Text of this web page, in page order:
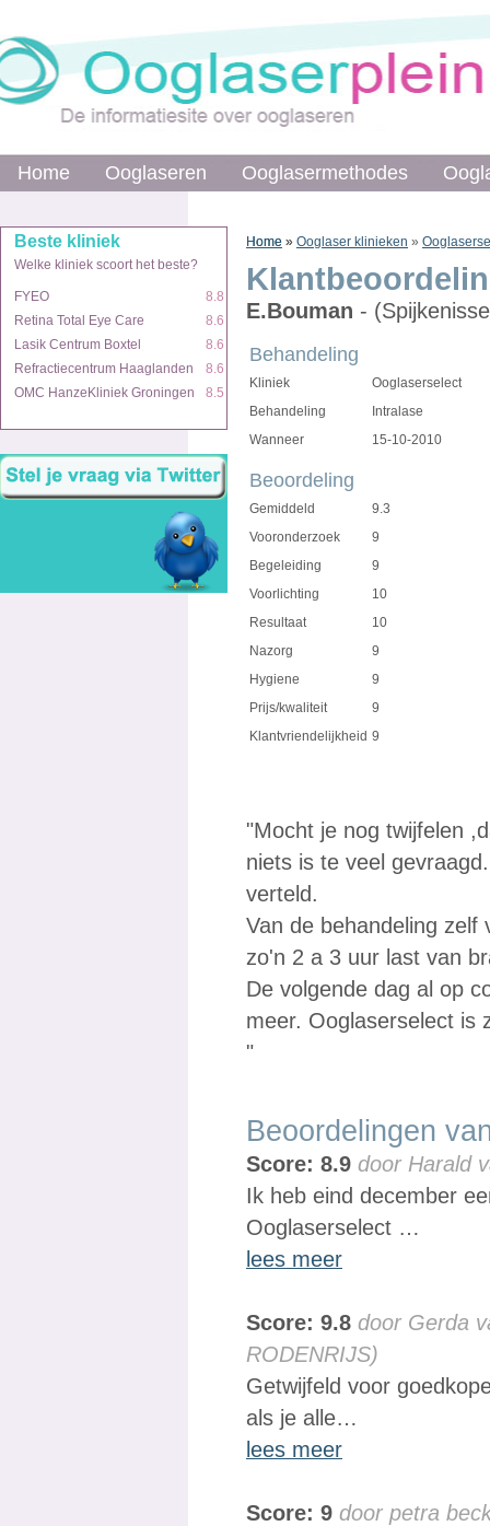
Home Ooglaseren Ooglasermethodes
Beste kliniek
Welke kliniek scoort het beste?
FYEO
8.8
Retina Total Eye Care
8.6
Lasik Centrum Boxtel
8.6
Refractiecentrum Haaglanden
8.6
OMC HanzeKliniek Groningen
8.5
Home »
Home Ooglaseren Ooglasermethodes
Beste kliniek
Welke kliniek scoort het beste?
FYEO
8.8
Retina Total Eye Care
8.6
Lasik Centrum Boxtel
8.6
Refractiecentrum Haaglanden
8.6
OMC HanzeKliniek Groningen
8.5
Home » Ooglaser klinieken »
E.Bouman -
Behandeling
Kliniek
Ooglaserselect
Behandeling
Intralase
Wanneer
15-10-2010
Beoordeling
Gemiddeld
9.3
Vooronderzoek
9
Begeleiding
9
Voorlichting
10
Resultaat
10
Nazorg
9
Hygiene
9
Prijs/kwaliteit
9
Klantvriendelijkheid 9
"Mocht je nog twijfelen
niets is te veel
verteld.
Van de behandeling zelf
zo'n 2 a 3 uur last van
De volgende dag al op
meer. Ooglaserselect is
"
Beoordelingen
Score: 8.9 door Harald
Ik heb eind december
Ooglaserselect …
lees meer
Score: 9.8 door Gerda
RODENRIJS)
Getwijfeld voor
als je alle…
lees meer
Score: 9 door petra